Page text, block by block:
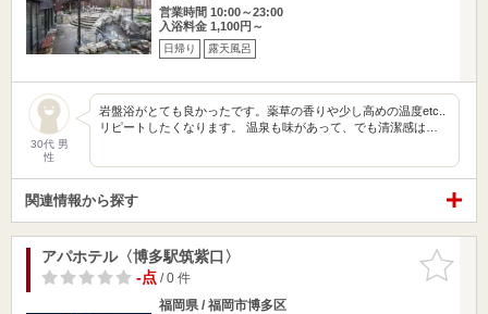
営業時間 10:00～23:00
入浴料金 1,100円～
日帰り 露天風呂
30代 男
性
岩盤浴がとても良かったです。薬草の香りや少し高めの温度etc..
リピートしたくなります。 温泉も味があって、でも清潔感は…
関連情報から探す
お気に入
りに追加
アパホテル〈博多駅筑紫口〉
-点/ 0 件
福岡県 / 福岡市博多区